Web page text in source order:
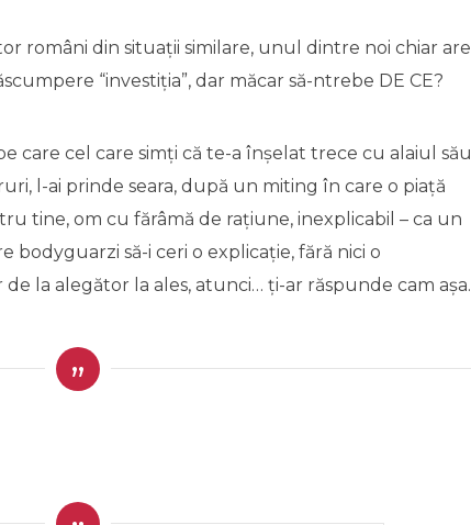
români din situații similare, unul dintre noi chiar are
“investiția”, dar măcar să-ntrebe DE CE?
care cel care simți că te-a înșelat trece cu alaiul său
l-ai prinde seara, după un miting în care o piață
tine, om cu fărâmă de rațiune, inexplicabil – ca un
să-i ceri o explicație, fără nici o
la alegător la ales, atunci… ți-ar răspunde cam așa.